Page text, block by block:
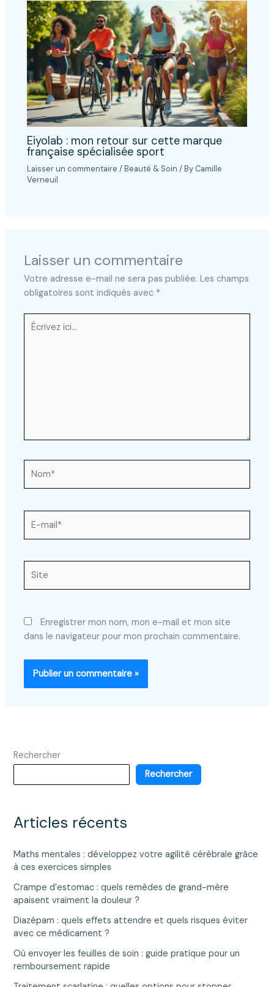
Eiyolab : mon retour sur cette marque
française spécialisée sport
Laisser un commentaire /Beauté & Soin / By Camille
Verneuil
Laisser un commentaire
Votre adresse e-mail ne sera pas publiée. Les champs
obligatoires sont indiqués avec *
Écrivez
ici…
mail*
Enregistrer mon nom, mon e-mail et mon site
dans le navigateur pour mon prochain commentaire.
Rechercher
Rechercher
Articles récents
Maths mentales : développez votre agilité cérébrale grâce
à ces exercices simples
Crampe d’estomac : quels remèdes de grand-mère
apaisent vraiment la douleur ?
Diazépam : quels effets attendre et quels risques éviter
avec ce médicament ?
Où envoyer les feuilles de soin : guide pratique pour un
remboursement rapide